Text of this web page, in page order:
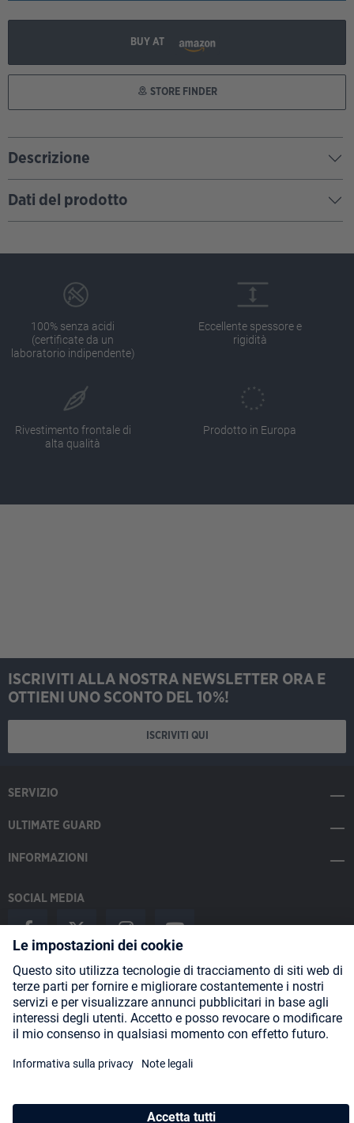
BUY AT
STORE FINDER
Descrizione
Dati del prodotto
100% senza acidi
(certificate da un
laboratorio indipendente)
Eccellente spessore e
rigidità
Rivestimento frontale di
alta qualità
Prodotto in Europa
ISCRIVITI ALLA NOSTRA NEWSLETTER ORA E
OTTIENI UNO SCONTO DEL 10%!
ISCRIVITI QUI
SERVIZIO
ULTIMATE GUARD
INFORMAZIONI
SOCIAL MEDIA
Payment Methods
Shipping
About us Blog Partners